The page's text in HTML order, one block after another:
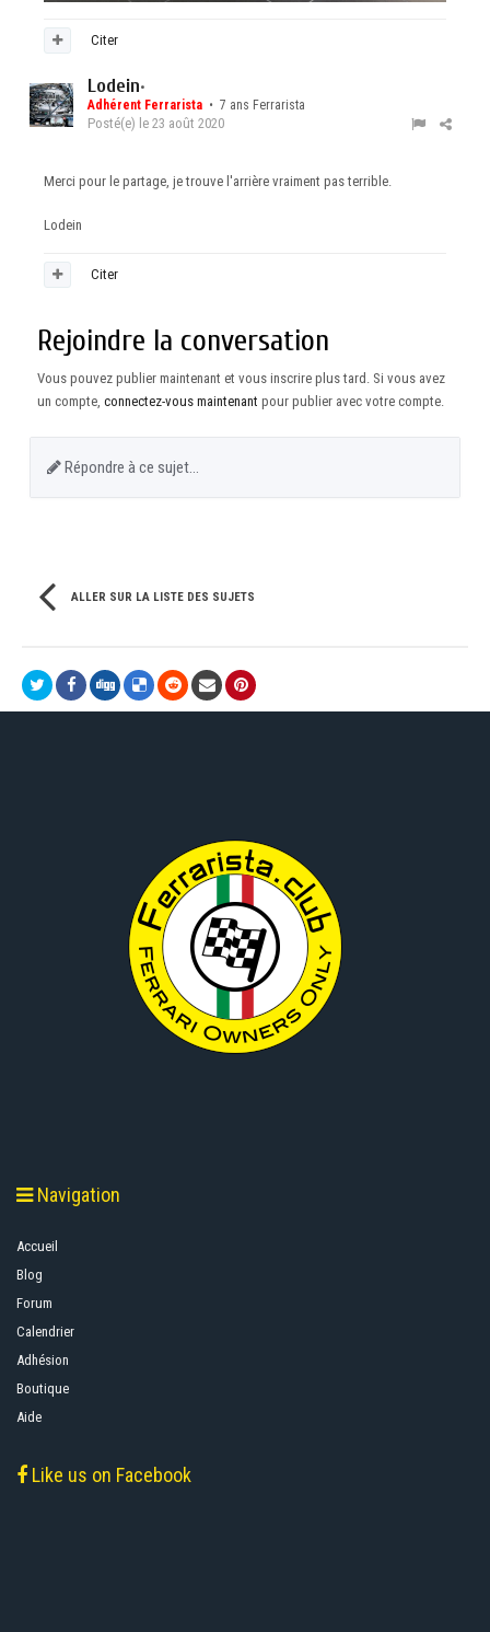
Citer
Lodein•
Adhérent Ferrarista • 7 ans Ferrarista
Posté(e) le 23 août 2020
Merci pour le partage, je trouve l'arrière vraiment pas terrible.
Lodein
Citer
Rejoindre la conversation
Vous pouvez publier maintenant et vous inscrire plus tard. Si vous avez
un compte, connectez-vous maintenant pour publier avec votre compte.
Répondre à ce sujet…
ALLER SUR LA LISTE DES SUJETS
Navigation
Accueil
Blog
Forum
Calendrier
Adhésion
Boutique
Aide
Like us on Facebook